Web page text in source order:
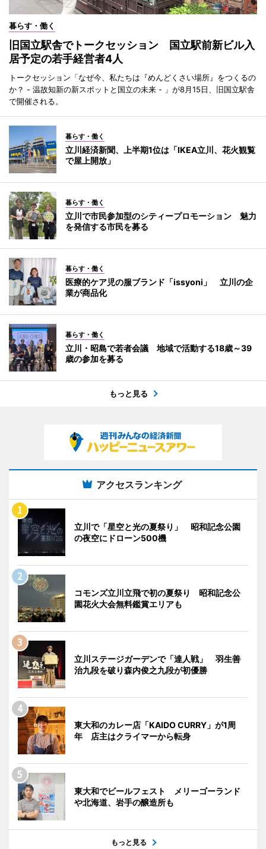
暮らす・働く
旧国立駅舎でトークセッション 国立駅前新ビル入
居予定の若手経営者4人
トークセッション「なぜ今、私たちは『めんどくさい場所』をつくるの
か？ - 温故知新の新スポットと国立の未来 - 」が8月15日、旧国立駅舎
で開催される。
暮らす・働く
立川経済新聞、上半期1位は「IKEA立川、花火観覧
で屋上開放」
暮らす・働く
立川で市民参加型のシティープロモーション 魅力
を発信する市民を募る
暮らす・働く
医療的ケア児の服ブランド「issyoni」 立川の企
業が商品化
暮らす・働く
立川・昭島で若者会議 地域で活動する18歳～39
歳の参加を募る
もっと見る
アクセスランキング
立川で「星空と光の夏祭り」 昭和記念公園
の夜空にドローン500機
コモンズ立川立飛で初の夏祭り 昭和記念公
園花火大会無料鑑賞エリアも
立川ステージガーデンで「達人戦」 羽生善
治九段を破り森内俊之九段が初優勝
東大和のカレー店「KAIDO CURRY」が1周
年 店主はクライマーから転身
東大和でビールフェスト メリーゴーランド
や北海道、岩手の醸造所も
もっと見る